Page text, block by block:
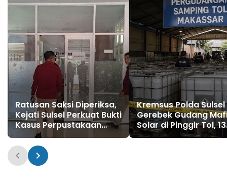
Ratusan Saksi Diperiksa,
Kejati Sulsel Perkuat Bukti
Kasus Perpustakaan
Digital
Kremsus Polda Sulsel
Gerebek Gudang
Solar di Pinggir Tol, 13
Ton BBM Subsidi